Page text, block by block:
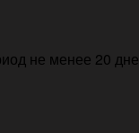
не менее 20